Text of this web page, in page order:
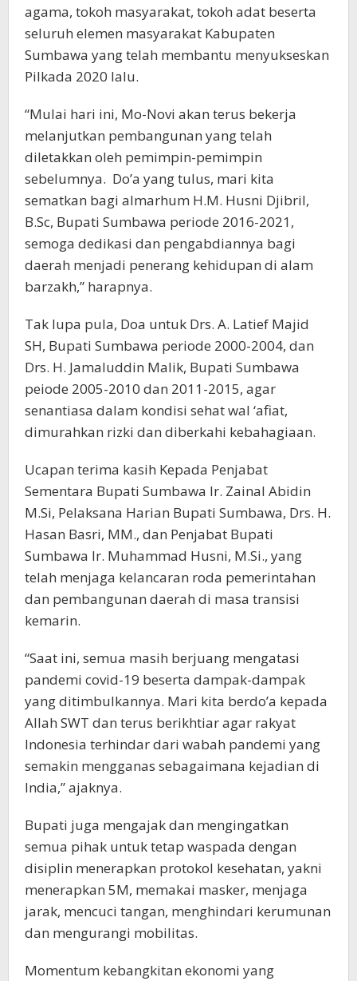
agama, tokoh masyarakat, tokoh adat beserta
seluruh elemen masyarakat Kabupaten
Sumbawa yang telah membantu menyukseskan
Pilkada 2020 lalu.
“Mulai hari ini, Mo-Novi akan terus bekerja
melanjutkan pembangunan yang telah
diletakkan oleh pemimpin-pemimpin
sebelumnya. Do’a yang tulus, mari kita
sematkan bagi almarhum H.M. Husni Djibril,
B.Sc, Bupati Sumbawa periode 2016-2021,
semoga dedikasi dan pengabdiannya bagi
daerah menjadi penerang kehidupan di alam
barzakh,” harapnya.
Tak lupa pula, Doa untuk Drs. A. Latief Majid
SH, Bupati Sumbawa periode 2000-2004, dan
Drs. H. Jamaluddin Malik, Bupati Sumbawa
peiode 2005-2010 dan 2011-2015, agar
senantiasa dalam kondisi sehat wal ‘afiat,
dimurahkan rizki dan diberkahi kebahagiaan.
Ucapan terima kasih Kepada Penjabat
Sementara Bupati Sumbawa Ir. Zainal Abidin
M.Si, Pelaksana Harian Bupati Sumbawa, Drs. H.
Hasan Basri, MM., dan Penjabat Bupati
Sumbawa Ir. Muhammad Husni, M.Si., yang
telah menjaga kelancaran roda pemerintahan
dan pembangunan daerah di masa transisi
kemarin.
“Saat ini, semua masih berjuang mengatasi
pandemi covid-19 beserta dampak-dampak
yang ditimbulkannya. Mari kita berdo’a kepada
Allah SWT dan terus berikhtiar agar rakyat
Indonesia terhindar dari wabah pandemi yang
semakin mengganas sebagaimana kejadian di
India,” ajaknya.
Bupati juga mengajak dan mengingatkan
semua pihak untuk tetap waspada dengan
disiplin menerapkan protokol kesehatan, yakni
menerapkan 5M, memakai masker, menjaga
jarak, mencuci tangan, menghindari kerumunan
dan mengurangi mobilitas.
Momentum kebangkitan ekonomi yang